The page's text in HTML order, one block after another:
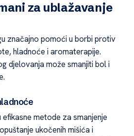
za ublažavanje
značajno pomoći u borbi protiv
hladnoće i aromaterapije.
djelovanja može smanjiti bol i
metode za smanjenje
ukočenih mišića i